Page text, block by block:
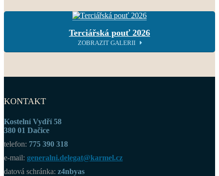
Terciářská pouť 2026
ZOBRAZIT GALERII
KONTAKT
Kostelní Vydří 58
380 01 Dačice
telefon: 775 390 318
e-mail: generalni.delegat@karmel.cz
datová schránka: z4nbyas